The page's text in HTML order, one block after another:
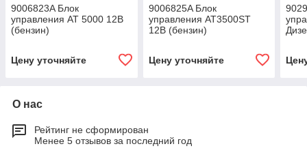
9006823A Блок
управления АТ 5000 12В
(бензин)
Цену уточняйте
9006825A Блок
управления AT3500ST
12В (бензин)
Цену уточняйте
О нас
Рейтинг не сформирован
Менее 5 отзывов за последний год